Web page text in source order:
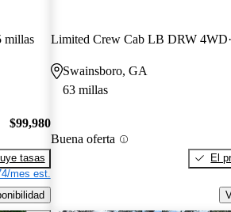
millas
$99,980
tasas
mes est.
Limited Crew Cab LB DRW 4WD
Swainsboro, GA
63 millas
Buena oferta
El